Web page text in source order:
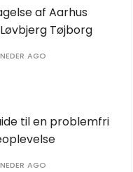
af Aarhus
Tøjborg
AGO
til en problemfri
AGO